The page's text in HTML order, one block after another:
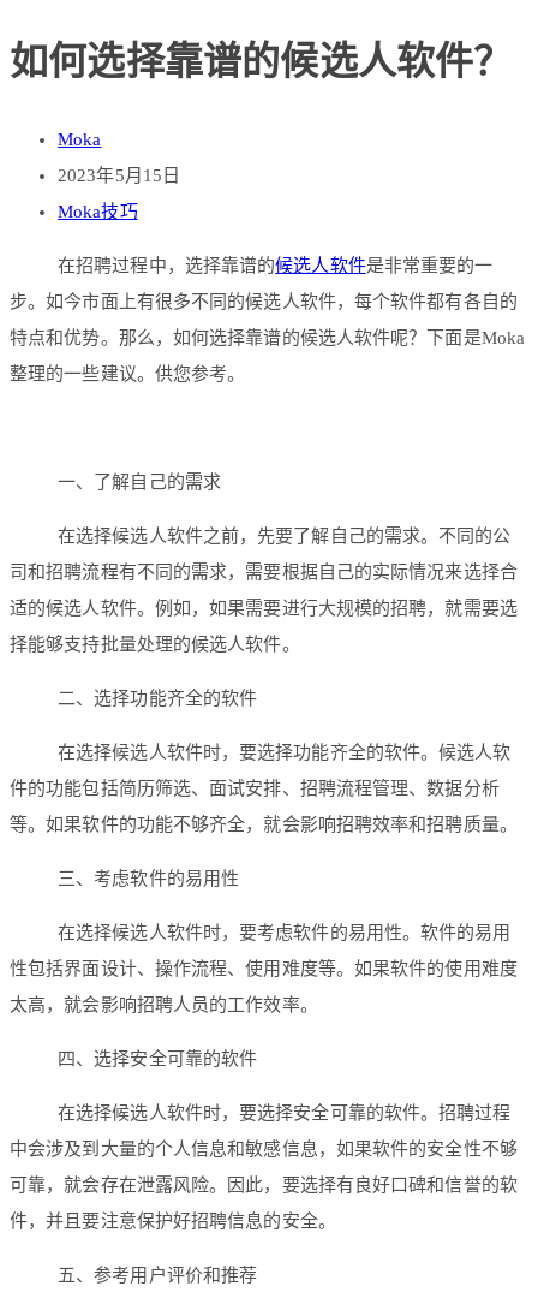
如何选择靠谱的候选人软件？
Moka
2023年5月15日
Moka技巧
在招聘过程中，选择靠谱的候选人软件是非常重要的一
步。如今市面上有很多不同的候选人软件，每个软件都有各自的
特点和优势。那么，如何选择靠谱的候选人软件呢？下面是Moka
整理的一些建议。供您参考。
一、了解自己的需求
在选择候选人软件之前，先要了解自己的需求。不同的公
司和招聘流程有不同的需求，需要根据自己的实际情况来选择合
适的候选人软件。例如，如果需要进行大规模的招聘，就需要选
择能够支持批量处理的候选人软件。
二、选择功能齐全的软件
在选择候选人软件时，要选择功能齐全的软件。候选人软
件的功能包括简历筛选、面试安排、招聘流程管理、数据分析
等。如果软件的功能不够齐全，就会影响招聘效率和招聘质量。
三、考虑软件的易用性
在选择候选人软件时，要考虑软件的易用性。软件的易用
性包括界面设计、操作流程、使用难度等。如果软件的使用难度
太高，就会影响招聘人员的工作效率。
四、选择安全可靠的软件
在选择候选人软件时，要选择安全可靠的软件。招聘过程
中会涉及到大量的个人信息和敏感信息，如果软件的安全性不够
可靠，就会存在泄露风险。因此，要选择有良好口碑和信誉的软
件，并且要注意保护好招聘信息的安全。
五、参考用户评价和推荐